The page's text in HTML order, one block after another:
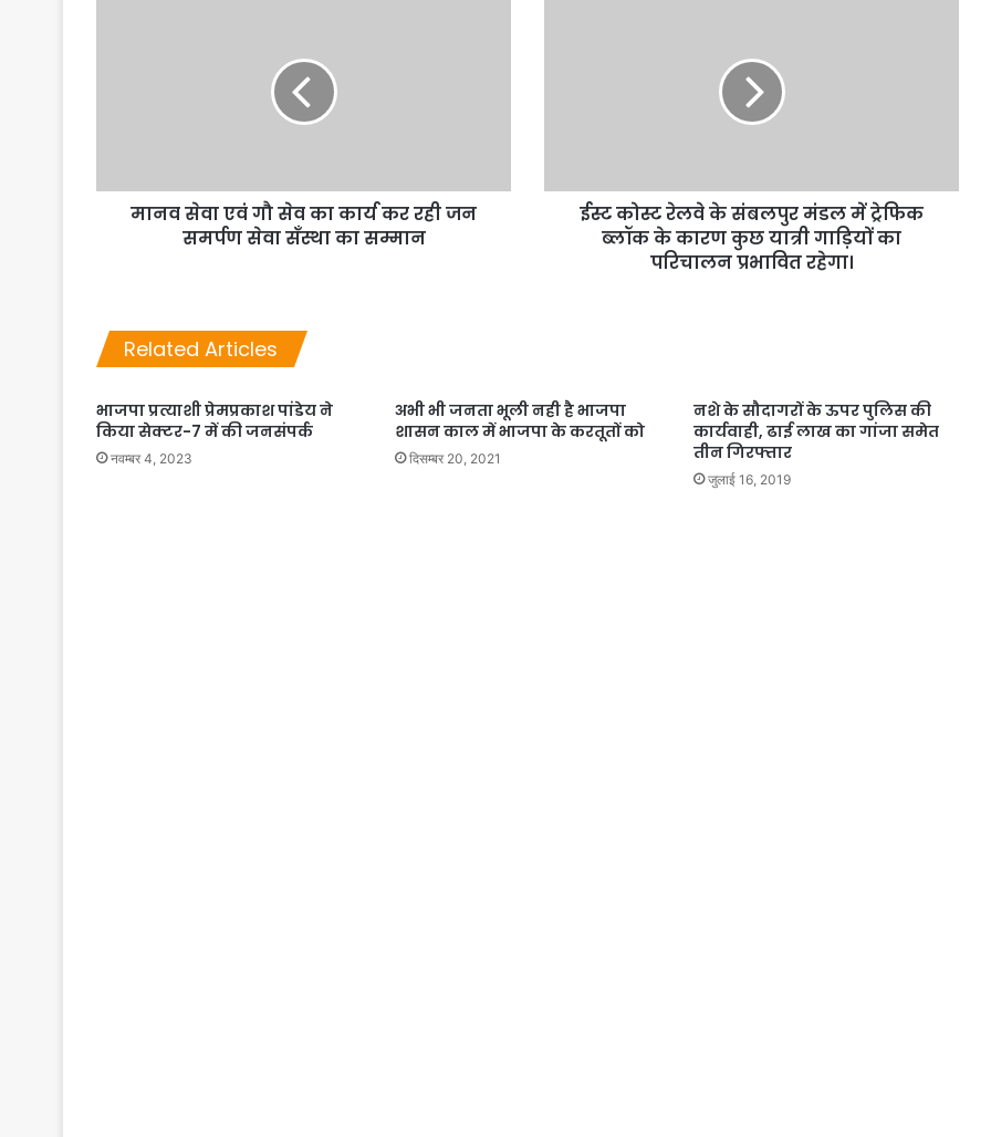
मानव सेवा एवं गौ सेव का कार्य कर रही जन
समर्पण सेवा सँस्था का सम्मान
ईस्ट कोस्ट रेलवे के संबलपुर मंडल में ट्रेफिक
ब्लॉक के कारण कुछ यात्री गाड़ियों का
परिचालन प्रभावित रहेगा।
Related Articles
भाजपा प्रत्याशी प्रेमप्रकाश पांडेय ने
किया सेक्टर-7 में की जनसंपर्क
नवम्बर 4, 2023
अभी भी जनता भूली नही है भाजपा
शासन काल में भाजपा के करतूतों को
दिसम्बर 20, 2021
नशे के सौदागरों के ऊपर पुलिस की
कार्यवाही, ढाई लाख का गांजा समेत
तीन गिरफ्तार
जुलाई 16, 2019